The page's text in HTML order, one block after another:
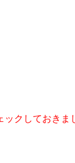
ックしておきま